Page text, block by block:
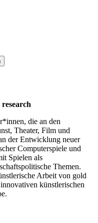
die an den
Theater, Film und
der Entwicklung neuer
Computerspiele und
Spielen als
Themen.
Arbeit von gold
künstlerischen